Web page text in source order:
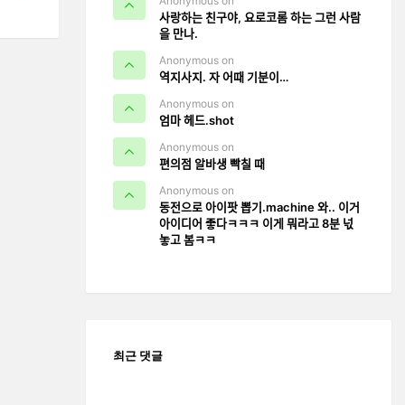
사랑하는 친구야, 요로코롬 하는 그런 사람
을 만나.
Anonymous on
역지사지. 자 어때 기분이…
Anonymous on
엄마 헤드.shot
Anonymous on
편의점 알바생 빡칠 때
Anonymous on
동전으로 아이팟 뽑기.machine 와.. 이거
아이디어 좋다ㅋㅋㅋ 이게 뭐라고 8분 넋
놓고 봄ㅋㅋ
최근 댓글